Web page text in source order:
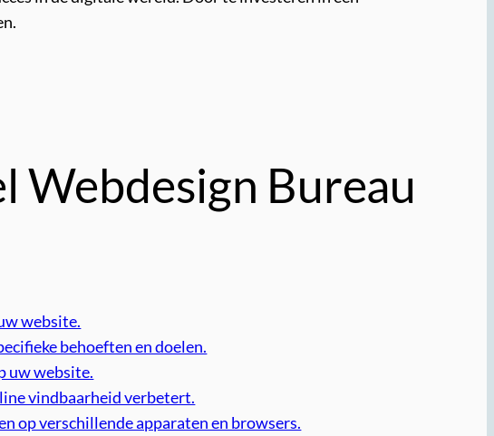
Webdesign Bureau
website.
behoeften en doelen.
uw website.
vindbaarheid verbetert.
op verschillende apparaten en browsers.